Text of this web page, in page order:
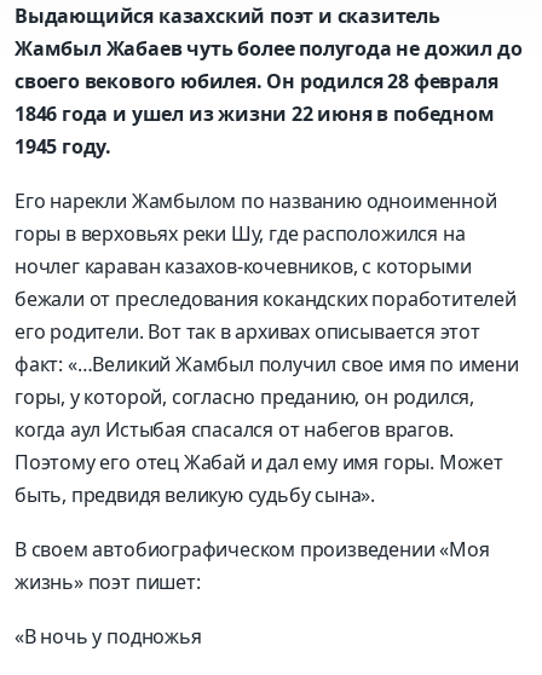
Выдающийся казахский поэт и сказитель
Жамбыл Жабаев чуть более полугода не дожил до
своего векового юбилея. Он родился 28 февраля
1846 года и ушел из жизни 22 июня в победном
1945 году.
Его нарекли Жамбылом по названию одноименной
горы в верховьях реки Шу, где расположился на
ночлег караван казахов-кочевников, с которыми
бежали от преследования кокандских поработителей
его родители. Вот так в архивах описывается этот
факт: «…Великий Жамбыл получил свое имя по имени
горы, у которой, согласно преданию, он родился,
когда аул Истыбая спасался от набегов врагов.
Поэтому его отец Жабай и дал ему имя горы. Может
быть, предвидя великую судьбу сына».
В своем автобиографическом произведении «Моя
жизнь» поэт пишет:
«В ночь у подножья